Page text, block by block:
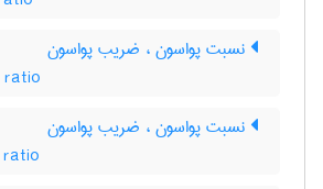
نسبت پواسون ، ضریب پواسون
ratio
نسبت پواسون ، ضریب پواسون